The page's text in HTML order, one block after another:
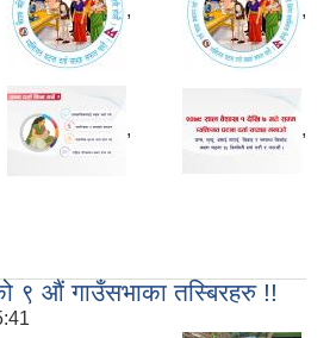
, ,
, ,
९ औं गाउँसभाका तस्बिरहरु !!